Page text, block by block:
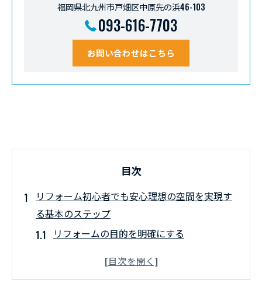
福岡県北九州市戸畑区中原先の浜46-103
093-616-7703
お問い合わせはこちら
目次
リフォーム初心者でも安心理想の空間を実現す
る基本のステップ
リフォームの目的を明確にする
予算設定と資金計画の重要性